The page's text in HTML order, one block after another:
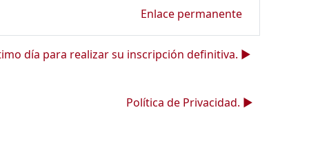
Enlace permanente
día para realizar su inscripción definitiva. ▶︎
Política de Privacidad. ▶︎